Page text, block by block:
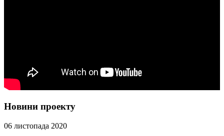
Новини проекту
06 листопада 2020